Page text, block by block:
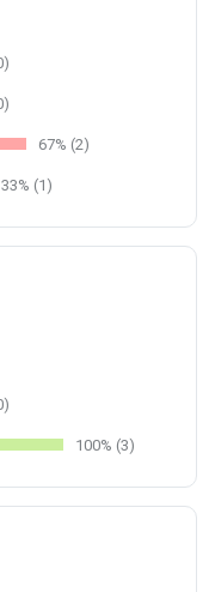
67% (2)
33% (1)
100% (3)